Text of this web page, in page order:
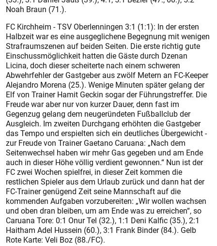
Noah Braun (71.).
FC Kirchheim - TSV Oberlenningen 3:1 (1:1): In der ersten
Halbzeit war es eine ausgeglichene Begegnung mit wenigen
Strafraumszenen auf beiden Seiten. Die erste richtig gute
Einschussmöglichkeit hatten die Gäste durch Dzenan
Licina, doch dieser scheiterte nach einem schweren
Abwehrfehler der Gastgeber aus zwölf Metern an FC-Keeper
Alejandro Morena (25.). Wenige Minuten später gelang der
Elf von Trainer Hamit Geckin sogar der Führungstreffer. Die
Freude war aber nur von kurzer Dauer, denn fast im
Gegenzug gelang dem neugeründeten Fußballclub der
Ausgleich. Im zweiten Durchgang erhöhten die Gastgeber
das Tempo und erspielten sich ein deutliches Übergewicht -
zur Freude von Trainer Gaetano Caruana: „Nach dem
Seitenwechsel haben wir mehr Gas gegeben und am Ende
auch in dieser Höhe völlig verdient gewonnen.“ Nun ist der
FC zwei Wochen spielfrei, in dieser Zeit kommen die
restlichen Spieler aus dem Urlaub zurück und dann hat der
FC-Trainer genügend Zeit seine Mannschaft auf die
kommenden Aufgaben vorzubereiten: „Wir wollen wachsen
und oben dran bleiben, um am Ende was zu erreichen“, so
Caruana Tore: 0:1 Onur Tel (32.), 1:1 Deni Kalfic (35.), 2:1
Haitham Adel Hussein (60.), 3:1 Frank Binder (84.). Gelb
Rote Karte: Veli Boz (88./FC).